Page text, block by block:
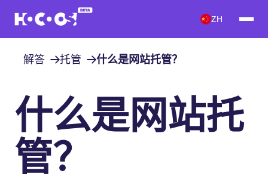
ZH
解答 托管 什么是网站托管？
什么是网站托
管？